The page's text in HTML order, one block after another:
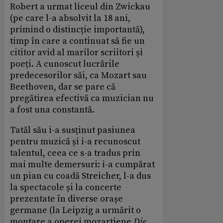
Robert a urmat liceul din Zwickau
(pe care l-a absolvit la 18 ani,
primind o distincție importantă),
timp în care a continuat să fie un
cititor avid al marilor scriitori și
poeți. A cunoscut lucrările
predecesorilor săi, ca Mozart sau
Beethoven, dar se pare că
pregătirea efectivă ca muzician nu
a fost una constantă.
Tatăl său i-a susținut pasiunea
pentru muzică și i-a recunoscut
talentul, ceea ce s-a tradus prin
mai multe demersuri: i-a cumpărat
un pian cu coadă Streicher, l-a dus
la spectacole și la concerte
prezentate în diverse orașe
germane (la Leipzig a urmărit o